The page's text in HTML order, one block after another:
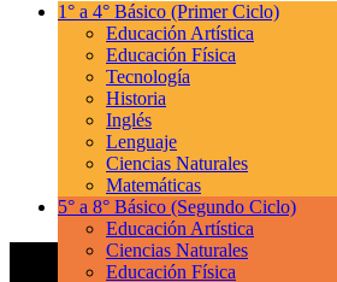
1° a 4° Básico (Primer Ciclo)
Educación Artística
Educación Física
Tecnología
Historia
Inglés
Lenguaje
Ciencias Naturales
Matemáticas
5° a 8° Básico (Segundo Ciclo)
Educación Artística
Ciencias Naturales
Educación Física